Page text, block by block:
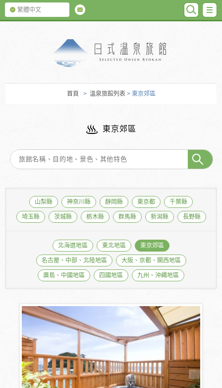
繁體中文
首頁 > 溫泉旅館列表 > 東京郊區
東京郊區
山梨縣 神奈川縣 靜岡縣 東京都 千葉縣
埼玉縣 茨城縣 栃木縣 群馬縣 新潟縣 長野縣
北海道地區 東北地區 東京郊區
名古屋、中部、北陸地區 大阪、京都、關西地區
廣島、中國地區 四國地區 九州、沖繩地區